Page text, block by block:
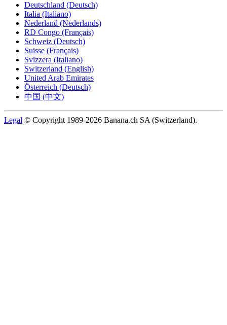
Deutschland (Deutsch)
Italia (Italiano)
Nederland (Nederlands)
RD Congo (Français)
Schweiz (Deutsch)
Suisse (Français)
Svizzera (Italiano)
Switzerland (English)
United Arab Emirates
Österreich (Deutsch)
中国 (中文)
Legal © Copyright 1989-2026 Banana.ch SA (Switzerland).